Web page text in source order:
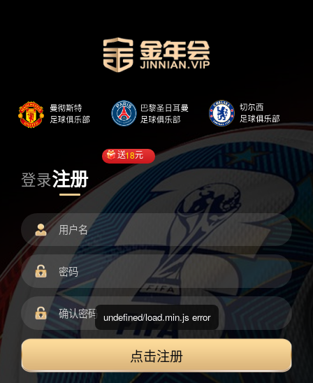
登录注册
送18元
点击注册
undefined/load.min.js error